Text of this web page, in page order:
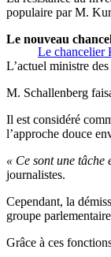
populaire par M.
Le chancelier
Le nouveau
L’actuel ministre
M. Schallenberg
Il est considéré
l’approche douce
« Ce sont une tâche
journalistes.
Cependant, la
groupe
Grâce à ces